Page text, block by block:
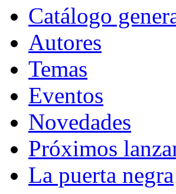
Catálogo
Autores
Temas
Eventos
Novedades
Próximos
La puerta negra